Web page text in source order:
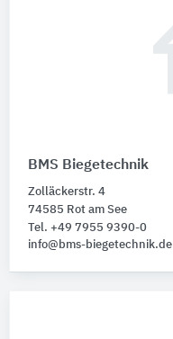
BMS Biegetechnik
Zolläckerstr. 4
74585 Rot am See
Tel. +49 7955 9390-0
info@bms-biegetechnik.de